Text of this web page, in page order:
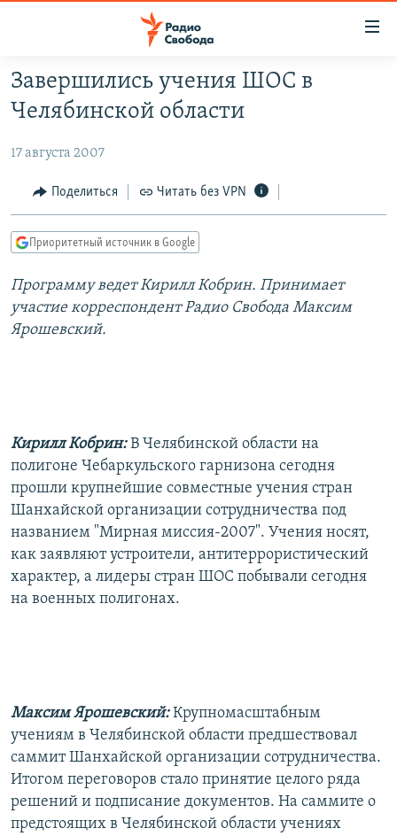
упрощенного
доступа
содержанию
Вернутся
навигации
Вернутся
ПРОГРАММЫ
АВТОРСКИЕ ПРОЕКТЫ
ЦИТАТЫ СВОБОДЫ
КУЛЬТУРА
IDEL.РЕАЛИИ
КАВКАЗ.РЕАЛИИ
ПОДПИШИТЕСЬ НА РАССЫЛКУ
СОЦИАЛЬНЫЕ СЕТИ
Завершились учения ШОС в
Челябинской области
17 августа 2007
Поделиться Читать без VPN
Приоритетный источник в Google
Программу ведет Кирилл Кобрин. Принимает
участие корреспондент Радио Свобода Максим
Ярошевский.
Кирилл Кобрин: В Челябинской области на
полигоне Чебаркульского гарнизона сегодня
прошли крупнейшие совместные учения стран
Шанхайской организации сотрудничества под
названием "Мирная миссия-2007". Учения носят,
как заявляют устроители, антитеррористический
характер, а лидеры стран ШОС побывали сегодня
на военных полигонах.
Максим Ярошевский: Крупномасштабным
учениям в Челябинской области предшествовал
саммит Шанхайской организации сотрудничества.
Итогом переговоров стало принятие целого ряда
решений и подписание документов. На саммите о
предстоящих в Челябинской области учениях